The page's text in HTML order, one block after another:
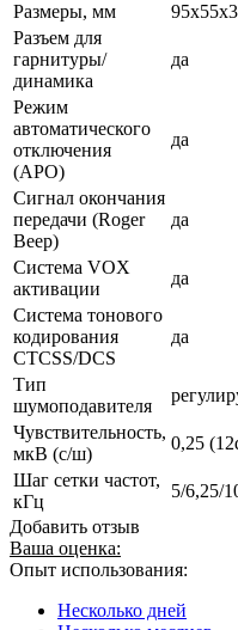
Размеры, мм
Разъем для
гарнитуры/
динамика
да
Режим
автоматического
отключения
(АРО)
да
Сигнал окончания
передачи (Roger
Beep)
да
Система VOX
активации
да
Система тонового
кодирования
CTCSS/DCS
да
Тип
шумоподавителя
Чувствительность,
мкВ (с/ш)
0,25
Шаг сетки частот,
кГц
5/6,25/
Добавить отзыв
Ваша оценка:
Опыт использования:
Несколько дней